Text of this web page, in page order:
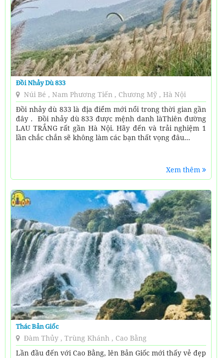
Đồi Nhảy Dù 833
Núi Bé , Nam Phương Tiến , Chương Mỹ , Hà Nội
Đồi nhảy dù 833 là địa điểm mới nổi trong thời gian gần
đây . Đồi nhảy dù 833 được mệnh danh làThiên đường
LAU TRẮNG rất gần Hà Nội. Hãy đến và trải nghiệm 1
lần chắc chắn sẽ không làm các bạn thất vọng đâu...
Xem thêm
Thác Bản Giốc
Đàm Thủy , Trùng Khánh , Cao Bằng
Lần đầu đến với Cao Bằng, lên Bản Giốc mới thấy vẻ đẹp